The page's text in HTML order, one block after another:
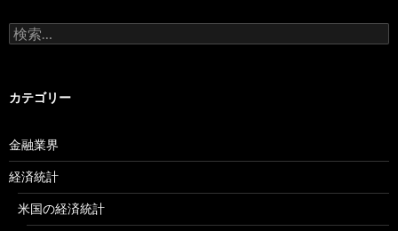
検
索:
カテゴリー
金融業界
経済統計
米国の経済統計